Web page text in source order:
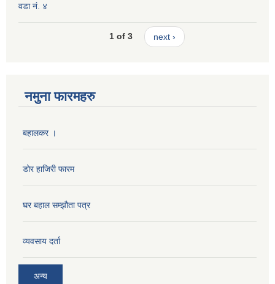
वडा नं. ४
1 of 3 next ›
नमुना फारमहरु
बहालकर ।
डोर हाजिरी फारम
घर बहाल सम्झौता पत्र
व्यवसाय दर्ता
अन्य